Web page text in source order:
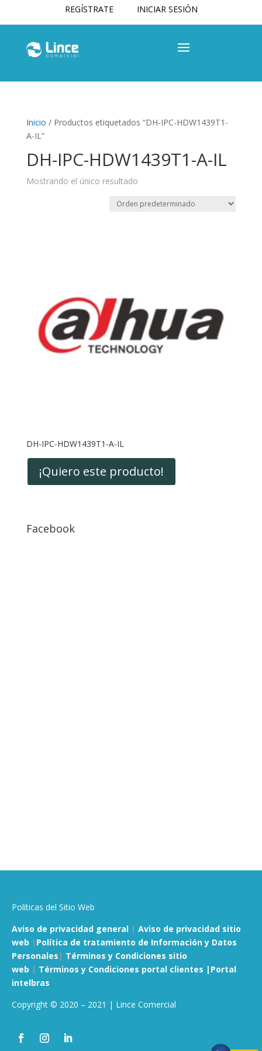
REGÍSTRATE INICIAR SESIÓN
Inicio / Productos etiquetados “DH-IPC-HDW1439T1-
A-IL”
DH-IPC-HDW1439T1-A-IL
Mostrando el único resultado
DH-IPC-HDW1439T1-A-IL
¡Quiero este producto!
Facebook
Políticas del Sitio Web
Aviso de privacidad general | Aviso de privacidad sitio
web | Política de tratamiento de Información y Datos
Personales | Términos y Condiciones sitio
web | Términos y Condiciones portal clientes | Portal
intelbras
Copyright © 2020 – 2021 | Lince Comercial